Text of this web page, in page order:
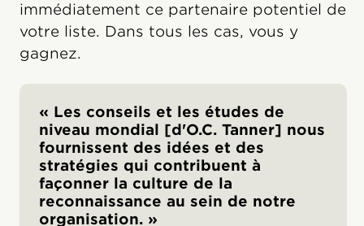
immédiatement ce partenaire potentiel de
votre liste. Dans tous les cas, vous y
gagnez.
« Les conseils et les études de
niveau mondial [d'O.C. Tanner] nous
fournissent des idées et des
stratégies qui contribuent à
façonner la culture de la
reconnaissance au sein de notre
organisation. »